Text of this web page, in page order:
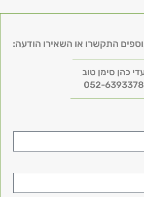
התקשרו או השאירו הודעה:
כהן סימן טוב
052-6393378